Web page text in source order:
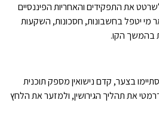
את התפקידים והאחריות הפיננסיים
מי יטפל בחשבונות, חסכונות, השקעות
בהמשך הקו.
בצער, קדם נישואין מספק תוכנית
את תהליך הגירושין, ולמזער את הלחץ